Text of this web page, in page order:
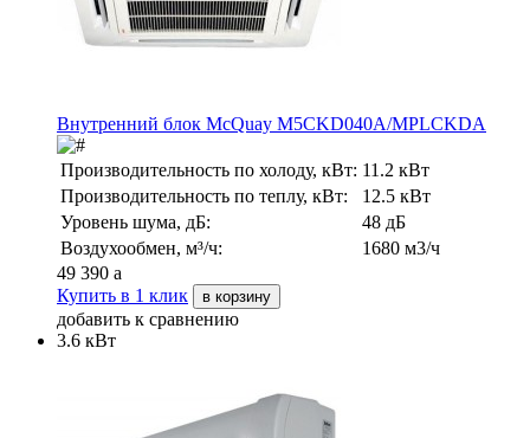
Внутренний блок McQuay M5CKD040A/MPLCKDA
Производительность по холоду, кВт: 11.2 кВт
Производительность по теплу, кВт:
12.5 кВт
Уровень шума, дБ:
48 дБ
Воздухообмен, м³/ч:
1680 м3/ч
49 390 a
Купить в 1 клик
в корзину
добавить к сравнению
3.6 кВт